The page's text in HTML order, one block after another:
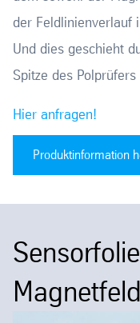
der Feldlinienverlauf
Und dies geschieht
Spitze des
Hier anfragen!
Produktinformation